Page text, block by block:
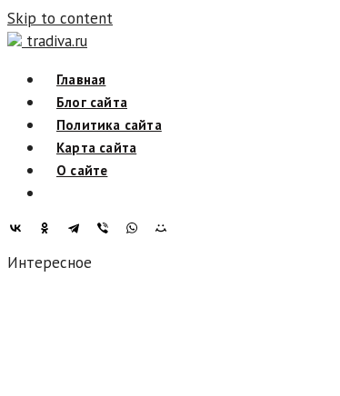
Skip to content
tradiva.ru
Главная
Блог сайта
Политика сайта
Карта сайта
О сайте
Интересное